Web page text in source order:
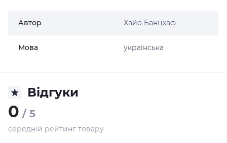
Автор Хайо Банцхаф
Мова українська
Відгуки
0 / 5
середній рейтинг товару